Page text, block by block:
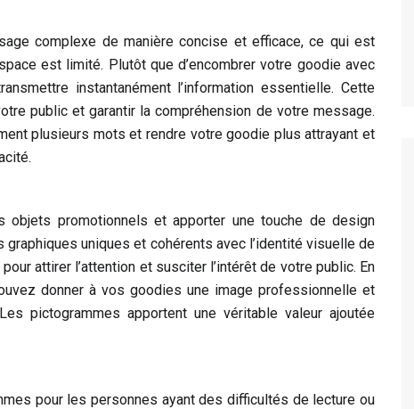
complexe de manière concise et efficace, ce qui est
est limité. Plutôt que d’encombrer votre goodie avec
instantanément l’information essentielle. Cette
public et garantir la compréhension de votre message.
plusieurs mots et rendre votre goodie plus attrayant et
objets promotionnels et apporter une touche de design
uniques et cohérents avec l’identité visuelle de
attirer l’attention et susciter l’intérêt de votre public. En
donner à vos goodies une image professionnelle et
pictogrammes apportent une véritable valeur ajoutée
pour les personnes ayant des difficultés de lecture ou